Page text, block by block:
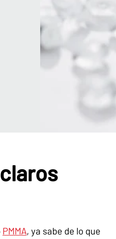
PMMA, ya sabe de lo que